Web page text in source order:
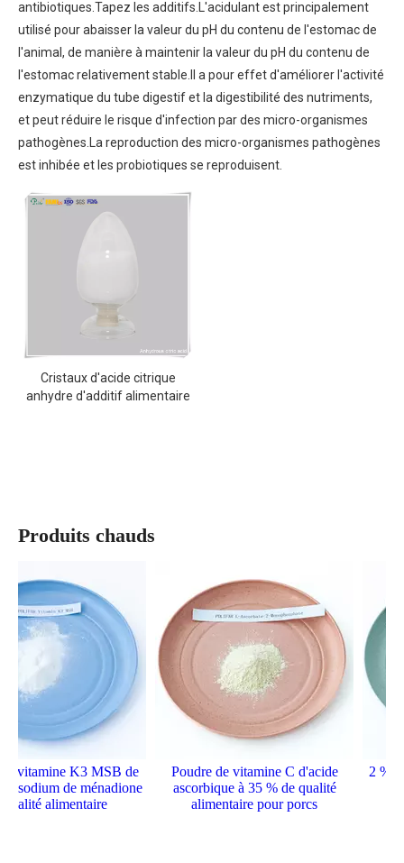
antibiotiques.Tapez les additifs.L'acidulant est principalement
utilisé pour abaisser la valeur du pH du contenu de l'estomac de
l'animal, de manière à maintenir la valeur du pH du contenu de
l'estomac relativement stable.Il a pour effet d'améliorer l'activité
enzymatique du tube digestif et la digestibilité des nutriments,
et peut réduire le risque d'infection par des micro-organismes
pathogènes.La reproduction des micro-organismes pathogènes
est inhibée et les probiotiques se reproduisent.
Cristaux d'acide citrique
anhydre d'additif alimentaire
Produits chauds
vitamine K3 MSB de
sodium de ménadione
alimentaire
Poudre de vitamine C d'acide
ascorbique à 35 % de qualité
alimentaire pour porcs
2 %